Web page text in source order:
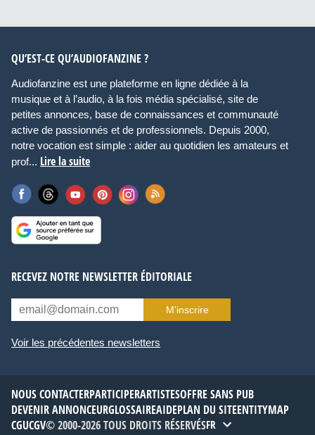
QU’EST-CE QU’AUDIOFANZINE ?
Audiofanzine est une plateforme en ligne dédiée à la
musique et à l’audio, à la fois média spécialisé, site de
petites annonces, base de connaissances et communauté
active de passionnés et de professionnels. Depuis 2000,
notre vocation est simple : aider au quotidien les amateurs et
prof... Lire la suite
RECEVEZ NOTRE NEWSLETTER ÉDITORIALE
M’inscrire
Voir les précédentes newsletters
NOUS CONTACTERPARTICIPERARTISTESOFFRE SANS PUB
DEVENIR ANNONCEURGLOSSAIREAIDEPLAN DU SITEENTITYMAP
CGUCGV© 2000-2026 TOUS DROITS RÉSERVÉSFR